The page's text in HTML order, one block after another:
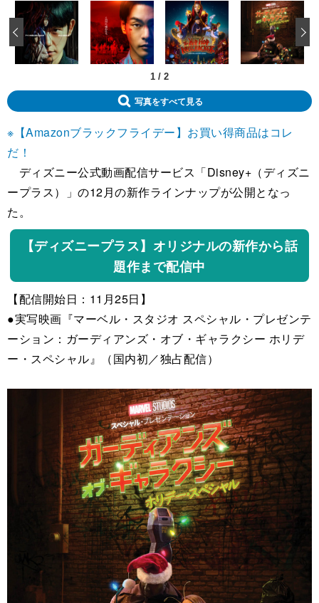
1 / 2
‹
写真をすべて見る
※【Amazonブラックフライデー】お買い得商品はコレ
だ！
ディズニー公式動画配信サービス「Disney+（ディズニ
ープラス）」の12月の新作ラインナップが公開となっ
た。
【ディズニープラス】オリジナルの新作から話
題作まで配信中
【配信開始日：11月25日】
●実写映画『マーベル・スタジオ スペシャル・プレゼンテ
ーション：ガーディアンズ・オブ・ギャラクシー ホリデ
ー・スペシャル』（国内初／独占配信）